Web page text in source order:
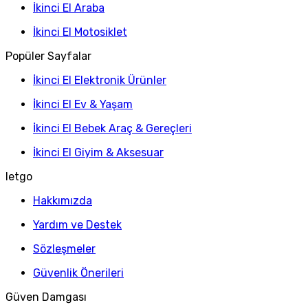
İkinci El Araba
İkinci El Motosiklet
Popüler Sayfalar
İkinci El Elektronik Ürünler
İkinci El Ev & Yaşam
İkinci El Bebek Araç & Gereçleri
İkinci El Giyim & Aksesuar
letgo
Hakkımızda
Yardım ve Destek
Sözleşmeler
Güvenlik Önerileri
Güven Damgası